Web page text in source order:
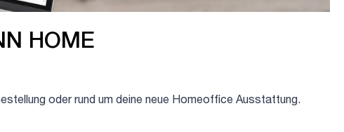
HOME
oder rund um deine neue Homeoffice Ausstattung.